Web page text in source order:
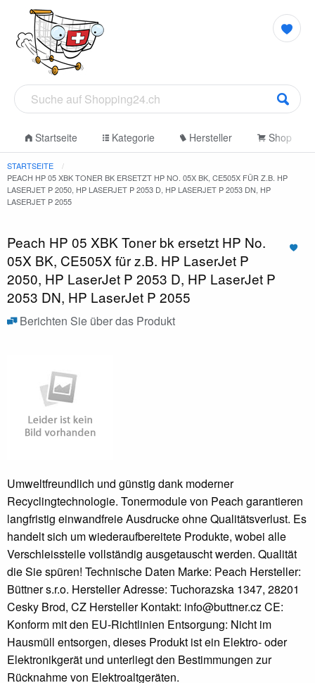
Startseite Kategorie Hersteller Shop
STARTSEITE
PEACH HP 05 XBK TONER BK ERSETZT HP NO. 05X BK, CE505X FÜR Z.B. HP
LASERJET P 2050, HP LASERJET P 2053 D, HP LASERJET P 2053 DN, HP
LASERJET P 2055
Peach HP 05 XBK Toner bk ersetzt HP No.
05X BK, CE505X für z.B. HP LaserJet P
2050, HP LaserJet P 2053 D, HP LaserJet P
2053 DN, HP LaserJet P 2055
Berichten Sie über das Produkt
Umweltfreundlich und günstig dank moderner
Recyclingtechnologie. Tonermodule von Peach garantieren
langfristig einwandfreie Ausdrucke ohne Qualitätsverlust. Es
handelt sich um wiederaufbereitete Produkte, wobei alle
Verschleissteile vollständig ausgetauscht werden. Qualität
die Sie spüren! Technische Daten Marke: Peach Hersteller:
Büttner s.r.o. Hersteller Adresse: Tuchorazska 1347, 28201
Cesky Brod, CZ Hersteller Kontakt: info@buttner.cz CE:
Konform mit den EU-Richtlinien Entsorgung: Nicht im
Hausmüll entsorgen, dieses Produkt ist ein Elektro- oder
Elektronikgerät und unterliegt den Bestimmungen zur
Rücknahme von Elektroaltgeräten.